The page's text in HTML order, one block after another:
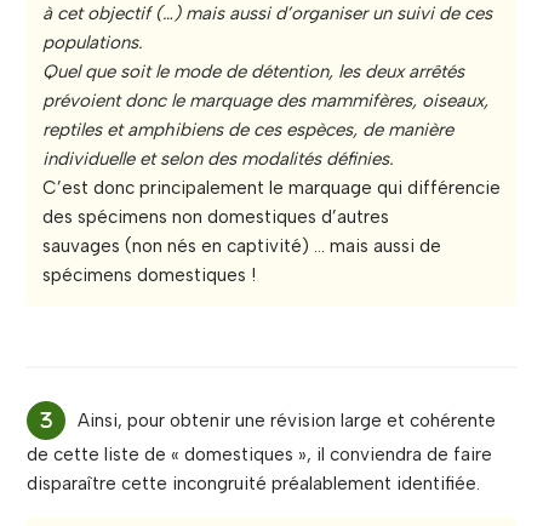
à cet objectif (…) mais aussi d’organiser un suivi de ces
populations.
Quel que soit le mode de détention, les deux arrêtés
prévoient donc le marquage des mammifères, oiseaux,
reptiles et amphibiens de ces espèces, de manière
individuelle et selon des modalités définies.
C’est donc principalement le marquage qui différencie
des spécimens non domestiques d’autres
sauvages (non nés en captivité) … mais aussi de
spécimens domestiques !
Ainsi, pour obtenir une révision large et cohérente
de cette liste de « domestiques », il conviendra de faire
disparaître cette incongruité préalablement identifiée.